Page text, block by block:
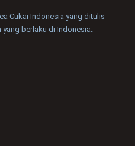
Cukai Indonesia yang ditulis
berlaku di Indonesia.